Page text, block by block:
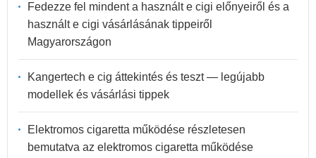
Fedezze fel mindent a használt e cigi előnyeiről és a
használt e cigi vásárlásának tippeiről
Magyarországon
Kangertech e cig áttekintés és teszt — legújabb
modellek és vásárlási tippek
Elektromos cigaretta működése részletesen
bemutatva az elektromos cigaretta működése